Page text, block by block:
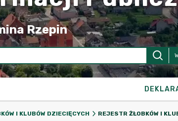
Rzepin
I KLUBÓW DZIECIĘCYCH